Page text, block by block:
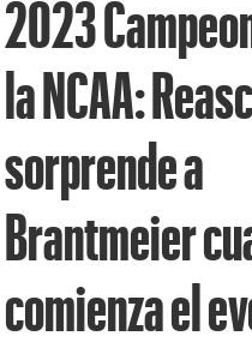
2023
la NCAA:
sorprende a
Brantmeier
comienza el